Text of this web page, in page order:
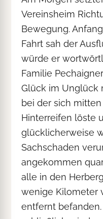
Vereinsheim
Bewegung.
Fahrt sah der
würde er
Familie
Glück im Unglück
bei der sich
Hinterreifen löste
glücklicherweise
Sachschaden
angekommen
alle in den
wenige Kilometer
entfernt